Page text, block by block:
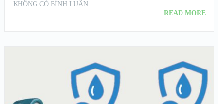
KHÔNG CÓ BÌNH LUẬN
READ MORE